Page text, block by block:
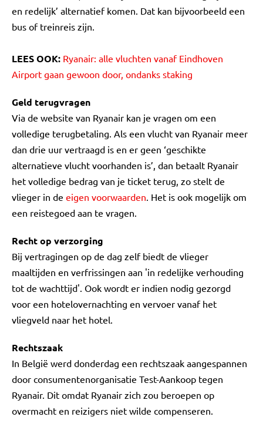
en redelijk’ alternatief komen. Dat kan bijvoorbeeld een
bus of treinreis zijn.
LEES OOK: Ryanair: alle vluchten vanaf Eindhoven
Airport gaan gewoon door, ondanks staking
Geld terugvragen
Via de website van Ryanair kan je vragen om een
volledige terugbetaling. Als een vlucht van Ryanair meer
dan drie uur vertraagd is en er geen ‘geschikte
alternatieve vlucht voorhanden is’, dan betaalt Ryanair
het volledige bedrag van je ticket terug, zo stelt de
vlieger in de eigen voorwaarden. Het is ook mogelijk om
een reistegoed aan te vragen.
Recht op verzorging
Bij vertragingen op de dag zelf biedt de vlieger
maaltijden en verfrissingen aan 'in redelijke verhouding
tot de wachttijd'. Ook wordt er indien nodig gezorgd
voor een hotelovernachting en vervoer vanaf het
vliegveld naar het hotel.
Rechtszaak
In België werd donderdag een rechtszaak aangespannen
door consumentenorganisatie Test-Aankoop tegen
Ryanair. Dit omdat Ryanair zich zou beroepen op
overmacht en reizigers niet wilde compenseren.